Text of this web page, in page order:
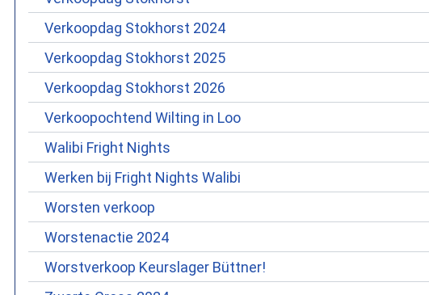
Verkoopdag Stokhorst 2024
Verkoopdag Stokhorst 2025
Verkoopdag Stokhorst 2026
Verkoopochtend Wilting in Loo
Walibi Fright Nights
Werken bij Fright Nights Walibi
Worsten verkoop
Worstenactie 2024
Worstverkoop Keurslager Büttner!